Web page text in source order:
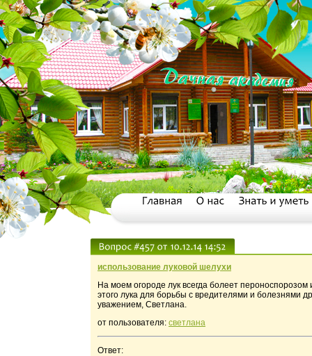
использование луковой шелухи
На моем огороде лук всегда болеет
этого лука для борьбы с вредителями и болезнями
уважением, Светлана.
от пользователя: светлана
Ответ: